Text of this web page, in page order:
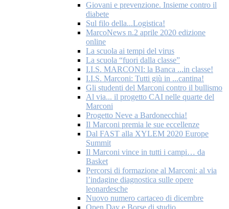
Giovani e prevenzione. Insieme contro il
diabete
Sul filo della...Logistica!
MarcoNews n.2 aprile 2020 edizione
online
La scuola ai tempi del virus
La scuola “fuori dalla classe”
I.I.S. MARCONI: la Banca ...in classe!
I.I.S. Marconi: Tutti giù in ...cantina!
Gli studenti del Marconi contro il bullismo
Al via... il progetto CAI nelle quarte del
Marconi
Progetto Neve a Bardonecchia!
Il Marconi premia le sue eccellenze
Dal FAST alla XYLEM 2020 Europe
Summit
Il Marconi vince in tutti i campi… da
Basket
Percorsi di formazione al Marconi: al via
l’indagine diagnostica sulle opere
leonardesche
Nuovo numero cartaceo di dicembre